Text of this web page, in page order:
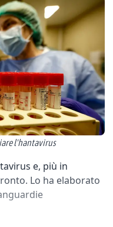
l'hantavirus
e, più in
Lo ha elaborato